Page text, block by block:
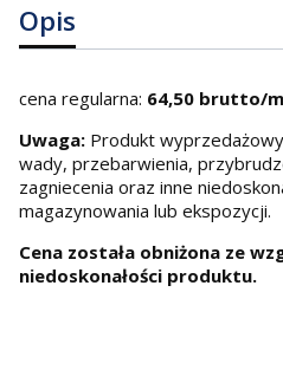
Opis
cena regularna: 64,50 brutto/
Uwaga: Produkt
wady, przebarwienia,
zagniecenia oraz inne
magazynowania lub ekspozycji.
Cena została obniżona ze
niedoskonałości produktu.